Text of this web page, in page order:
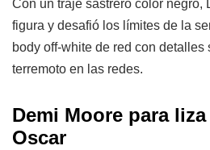
Con un traje sastrero color negro,
figura y desafió los límites de la
body off-white de red con detalles
terremoto en las redes.
Demi Moore para
Oscar